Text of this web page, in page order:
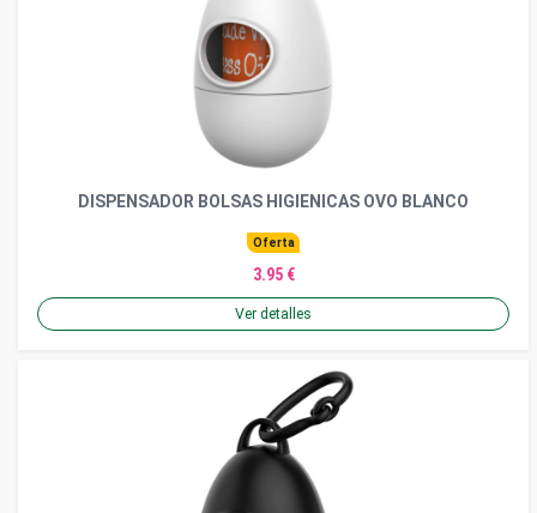
DISPENSADOR BOLSAS HIGIENICAS OVO BLANCO
Oferta
3.95 €
Ver detalles